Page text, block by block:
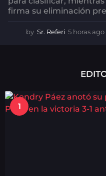
firma su eliminación
by Sr. Referi 5 horas ago
s
1